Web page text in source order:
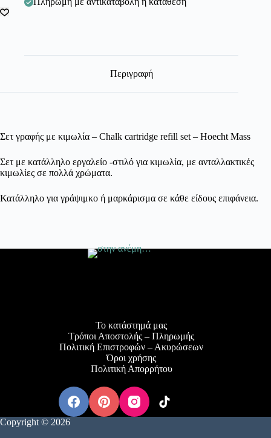
set
Περιγραφή
Σετ γραφής με κιμωλία – Chalk cartridge refill set – Ηoecht Μass
Σετ με κατάλληλο εργαλείο -στιλό για κιμωλία, με ανταλλακτικές
κιμωλίες σε πολλά χρώματα.
Κατάλληλο για γράψιμκο ή μαρκάρισμα σε κάθε είδους επιφάνεια.
Το κατάστημά μας
Τρόποι Αποστολής – Πληρωμής
Πολιτική Επιστροφών – Ακυρώσεων
Όροι χρήσης
Πολιτική Απορρήτου
Copyright © 2026